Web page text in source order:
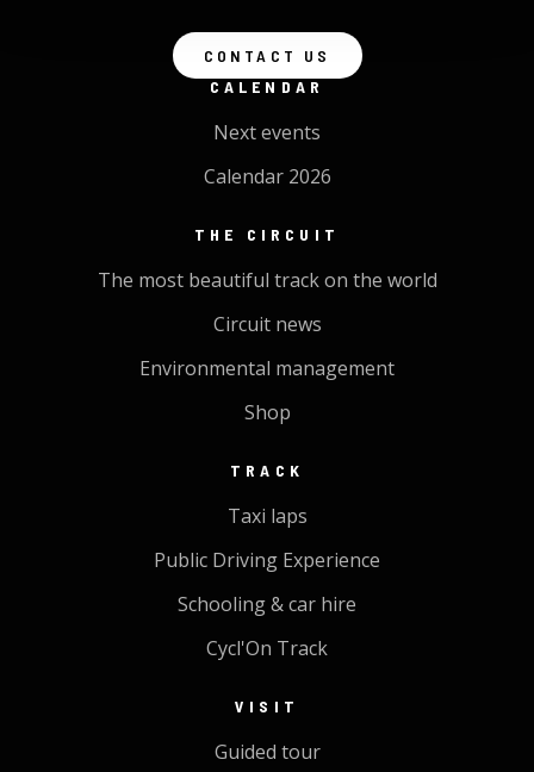
CONTACT US
CALENDAR
Next events
Calendar 2026
THE CIRCUIT
The most beautiful track on the world
Circuit news
Environmental management
Shop
TRACK
Taxi laps
Public Driving Experience
Schooling & car hire
Cycl'On Track
VISIT
Guided tour